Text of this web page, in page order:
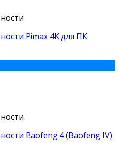
Pimax 4K для ПК
Baofeng 4 (Baofeng IV)